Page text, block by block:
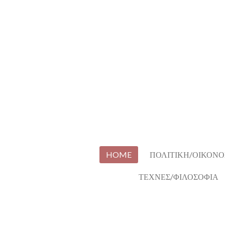
HOME ΠΟΛΙΤΙΚΗ/
ΤΕΧΝΕΣ/ΦΙΛΟΣΟΦΙΑ